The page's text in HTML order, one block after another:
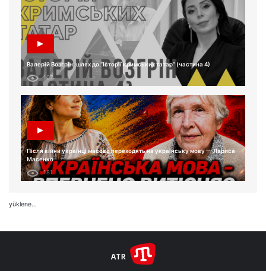
Валерій Возгрін: шлях до “Історії кримських татар” (частина 4)
107
Після війни українці масово переходять на українську мову — Лариса
Масенко
181
yüklene...